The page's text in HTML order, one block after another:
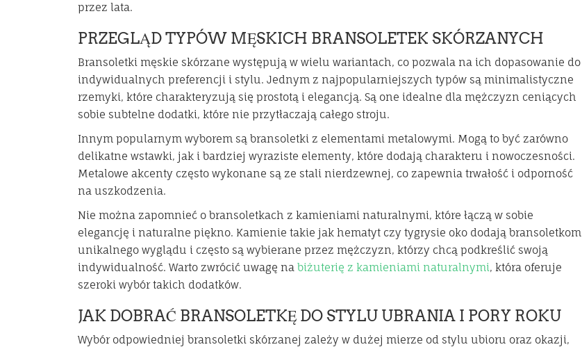
przez lata.
PRZEGLĄD TYPÓW MĘSKICH BRANSOLETEK SKÓRZANYCH
Bransoletki męskie skórzane występują w wielu wariantach, co pozwala na ich dopasowanie do
indywidualnych preferencji i stylu. Jednym z najpopularniejszych typów są minimalistyczne
rzemyki, które charakteryzują się prostotą i elegancją. Są one idealne dla mężczyzn ceniących
sobie subtelne dodatki, które nie przytłaczają całego stroju.
Innym popularnym wyborem są bransoletki z elementami metalowymi. Mogą to być zarówno
delikatne wstawki, jak i bardziej wyraziste elementy, które dodają charakteru i nowoczesności.
Metalowe akcenty często wykonane są ze stali nierdzewnej, co zapewnia trwałość i odporność
na uszkodzenia.
Nie można zapomnieć o bransoletkach z kamieniami naturalnymi, które łączą w sobie
elegancję i naturalne piękno. Kamienie takie jak hematyt czy tygrysie oko dodają bransoletkom
unikalnego wyglądu i często są wybierane przez mężczyzn, którzy chcą podkreślić swoją
indywidualność. Warto zwrócić uwagę na biżuterię z kamieniami naturalnymi, która oferuje
szeroki wybór takich dodatków.
JAK DOBRAĆ BRANSOLETKĘ DO STYLU UBRANIA I PORY ROKU
Wybór odpowiedniej bransoletki skórzanej zależy w dużej mierze od stylu ubioru oraz okazji,